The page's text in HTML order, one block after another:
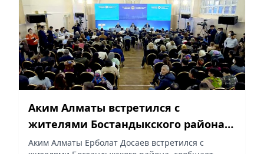
Аким Алматы встретился с
жителями Бостандыкского района –
прямая трансляция
Аким Алматы Ерболат Досаев встретился с